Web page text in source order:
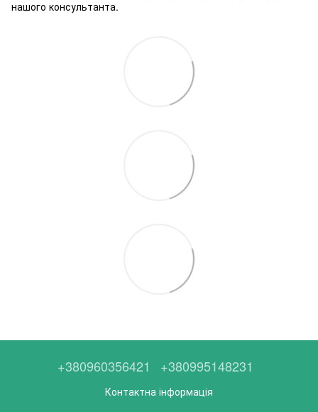
нашого консультанта.
+380960356421 +380995148231
Контактна інформація